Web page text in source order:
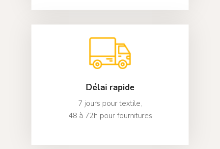
Délai rapide
7 jours pour textile,
48 à 72h pour fournitures